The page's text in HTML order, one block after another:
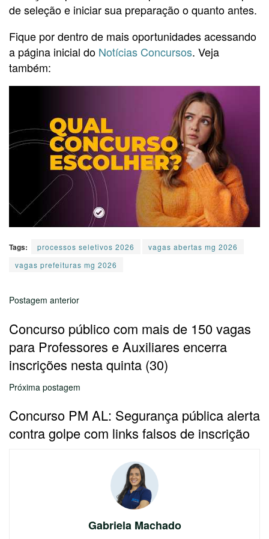
de seleção e iniciar sua preparação o quanto antes.
Fique por dentro de mais oportunidades acessando
a página inicial do Notícias Concursos. Veja
também:
Tags: processos seletivos 2026
vagas abertas mg 2026
vagas prefeituras mg 2026
Postagem anterior
Concurso público com mais de 150 vagas
para Professores e Auxiliares encerra
inscrições nesta quinta (30)
Próxima postagem
Concurso PM AL: Segurança pública alerta
contra golpe com links falsos de inscrição
Gabriela Machado